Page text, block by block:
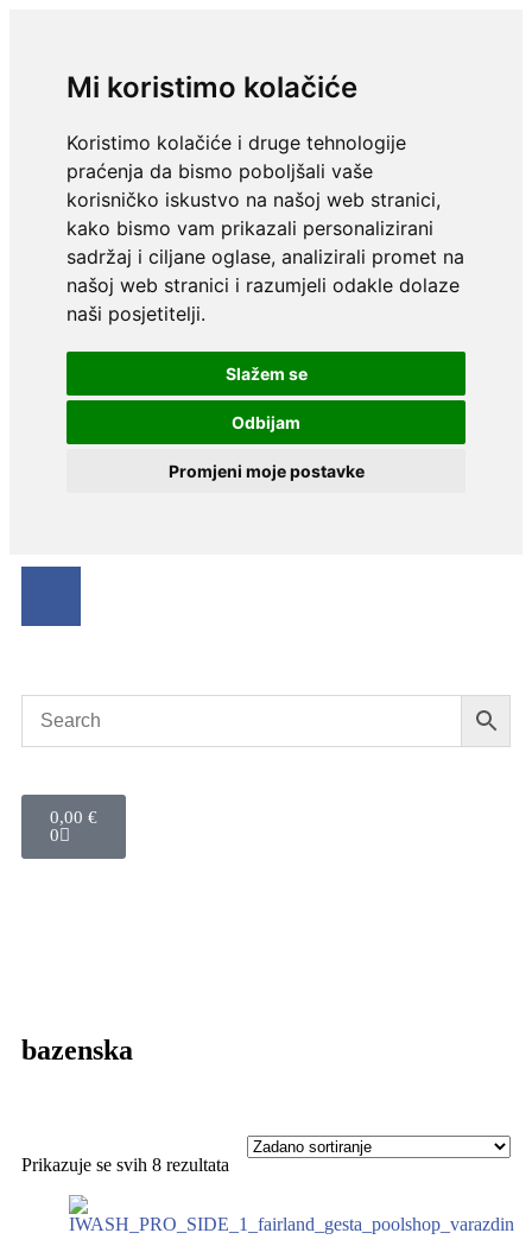
Mi koristimo kolačiće
Koristimo kolačiće i druge tehnologije
praćenja da bismo poboljšali vaše
korisničko iskustvo na našoj web stranici,
kako bismo vam prikazali personalizirani
sadržaj i ciljane oglase, analizirali promet na
našoj web stranici i razumjeli odakle dolaze
naši posjetitelji.
Slažem se
Odbijam
Promjeni moje postavke
0,00 €
0
bazenska
Prikazuje se svih 8 rezultata